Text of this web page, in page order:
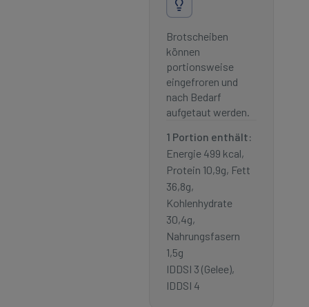
Brotscheiben
können
portionsweise
eingefroren und
nach Bedarf
aufgetaut werden.
1 Portion enthält:
Energie 499 kcal,
Protein 10,9g, Fett
36,8g,
Kohlenhydrate
30,4g,
Nahrungsfasern
1,5g
IDDSI 3 (Gelee),
IDDSI 4